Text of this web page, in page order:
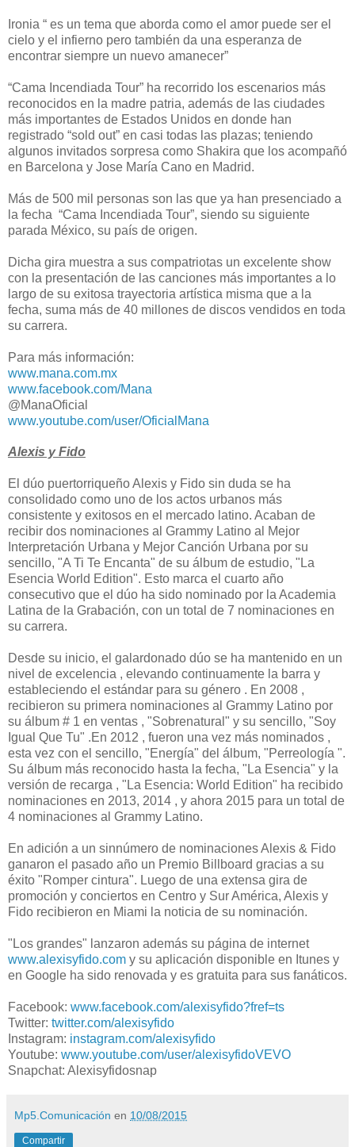
Ironia “ es un tema que aborda como el amor puede ser el
cielo y el infierno pero también da una esperanza de
encontrar siempre un nuevo amanecer”
“Cama Incendiada Tour” ha recorrido los escenarios más
reconocidos en la madre patria, además de las ciudades
más importantes de Estados Unidos en donde han
registrado “sold out” en casi todas las plazas; teniendo
algunos invitados sorpresa como Shakira que los acompañó
en Barcelona y Jose María Cano en Madrid.
Más de 500 mil personas son las que ya han presenciado a
la fecha “Cama Incendiada Tour”, siendo su siguiente
parada México, su país de origen.
Dicha gira muestra a sus compatriotas un excelente show
con la presentación de las canciones más importantes a lo
largo de su exitosa trayectoria artística misma que a la
fecha, suma más de 40 millones de discos vendidos en toda
su carrera.
Para más información:
www.mana.com.mx
www.facebook.com/Mana
@ManaOficial
www.youtube.com/user/OficialMana
Alexis y Fido
El dúo puertorriqueño Alexis y Fido sin duda se ha
consolidado como uno de los actos urbanos más
consistente y exitosos en el mercado latino. Acaban de
recibir dos nominaciones al Grammy Latino al Mejor
Interpretación Urbana y Mejor Canción Urbana por su
sencillo, "A Ti Te Encanta" de su álbum de estudio, "La
Esencia World Edition". Esto marca el cuarto año
consecutivo que el dúo ha sido nominado por la Academia
Latina de la Grabación, con un total de 7 nominaciones en
su carrera.
Desde su inicio, el galardonado dúo se ha mantenido en un
nivel de excelencia , elevando continuamente la barra y
estableciendo el estándar para su género . En 2008 ,
recibieron su primera nominaciones al Grammy Latino por
su álbum # 1 en ventas , "Sobrenatural" y su sencillo, "Soy
Igual Que Tu" .En 2012 , fueron una vez más nominados ,
esta vez con el sencillo, "Energía" del álbum, "Perreología ".
Su álbum más reconocido hasta la fecha, "La Esencia" y la
versión de recarga , "La Esencia: World Edition" ha recibido
nominaciones en 2013, 2014 , y ahora 2015 para un total de
4 nominaciones al Grammy Latino.
En adición a un sinnúmero de nominaciones Alexis & Fido
ganaron el pasado año un Premio Billboard gracias a su
éxito "Romper cintura". Luego de una extensa gira de
promoción y conciertos en Centro y Sur América, Alexis y
Fido recibieron en Miami la noticia de su nominación.
"Los grandes" lanzaron además su página de internet
www.alexisyfido.com y su aplicación disponible en Itunes y
en Google ha sido renovada y es gratuita para sus fanáticos.
Facebook: www.facebook.com/alexisyfido?fref=ts
Twitter: twitter.com/alexisyfido
Instagram: instagram.com/alexisyfido
Youtube: www.youtube.com/user/alexisyfidoVEVO
Snapchat: Alexisyfidosnap
Mp5.Comunicación en 10/08/2015
Compartir